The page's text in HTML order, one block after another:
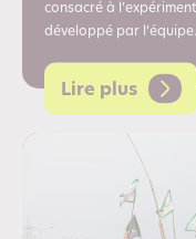
consacré à
développé par
Lire plus